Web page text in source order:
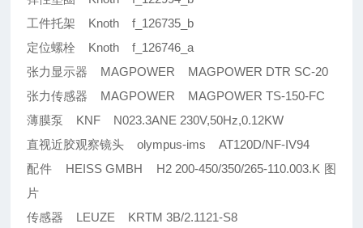
工件托架 Knoth f_126735_b
定位螺栓 Knoth f_126746_a
张力显示器 MAGPOWER MAGPOWER DTR SC-20
张力传感器 MAGPOWER MAGPOWER TS-150-FC
薄膜泵 KNF N023.3ANE 230V,50Hz,0.12KW
直视近胶观察镜头 olympus-ims AT120D/NF-IV94
配件 HEISS GMBH H2 200-450/350/265-110.003.K 图
片
传感器 LEUZE KRTM 3B/2.1121-S8